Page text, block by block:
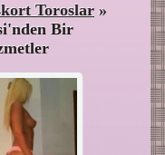
Toroslar »
Bir